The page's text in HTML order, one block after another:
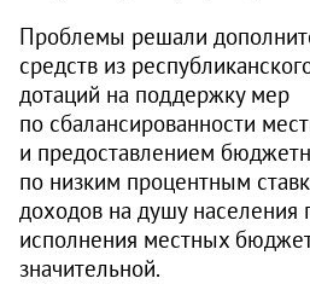
Проблемы решали
средств из
дотаций на поддержку мер
по сбалансированности
и предоставлением
по низким процентным
доходов на душу населения
исполнения местных
значительной.